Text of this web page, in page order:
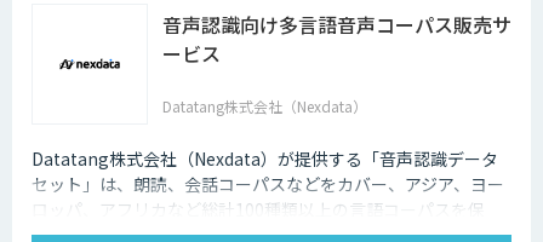
音声認識向け多言語音声コーパス販売サ
ービス
Datatang株式会社（Nexdata）
Datatang株式会社（Nexdata）が提供する「音声認識データ
セット」は、朗読、会話コーパスなどをカバー、アジア、ヨー
ロッパ、アフリカなど総計100種類以上の言語コーパスを保
有、様々な音声認識・合成タスクに対応可能です。